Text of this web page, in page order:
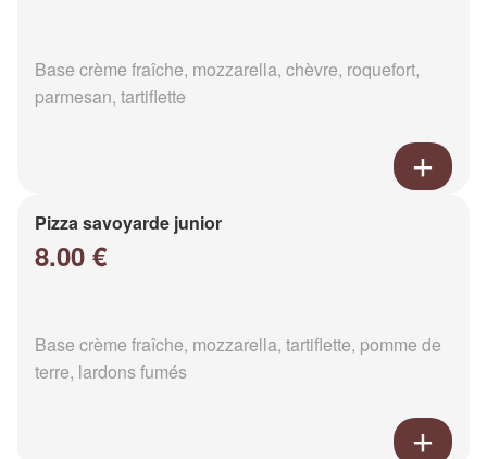
Base crème fraîche, mozzarella, chèvre, roquefort,
parmesan, tartiflette
Pizza savoyarde junior
8.00 €
Base crème fraîche, mozzarella, tartiflette, pomme de
terre, lardons fumés